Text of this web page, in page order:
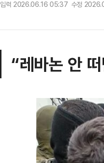
입력 2026.06.16 05:37 수정
“레바논 안